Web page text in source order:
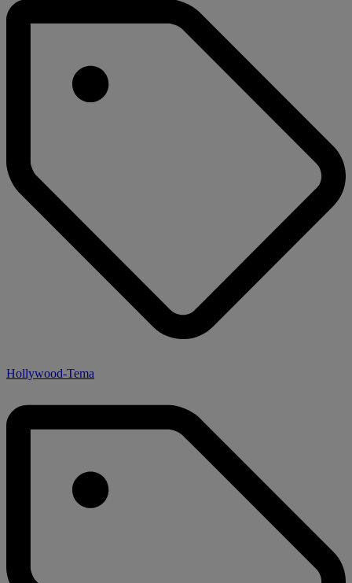
Hollywood-Tema